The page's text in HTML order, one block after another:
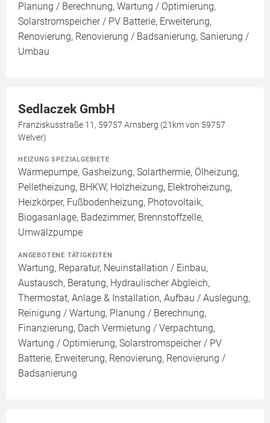
Planung / Berechnung, Wartung / Optimierung,
Solarstromspeicher / PV Batterie, Erweiterung,
Renovierung, Renovierung / Badsanierung, Sanierung /
Umbau
Sedlaczek GmbH
Franziskusstraße 11, 59757 Arnsberg (21km von 59757
Welver)
HEIZUNG SPEZIALGEBIETE
Wärmepumpe, Gasheizung, Solarthermie, Ölheizung,
Pelletheizung, BHKW, Holzheizung, Elektroheizung,
Heizkörper, Fußbodenheizung, Photovoltaik,
Biogasanlage, Badezimmer, Brennstoffzelle,
Umwälzpumpe
ANGEBOTENE TÄTIGKEITEN
Wartung, Reparatur, Neuinstallation / Einbau,
Austausch, Beratung, Hydraulischer Abgleich,
Thermostat, Anlage & Installation, Aufbau / Auslegung,
Reinigung / Wartung, Planung / Berechnung,
Finanzierung, Dach Vermietung / Verpachtung,
Wartung / Optimierung, Solarstromspeicher / PV
Batterie, Erweiterung, Renovierung, Renovierung /
Badsanierung